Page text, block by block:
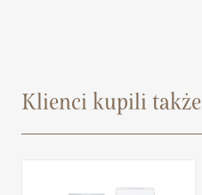
Klienci kupili także